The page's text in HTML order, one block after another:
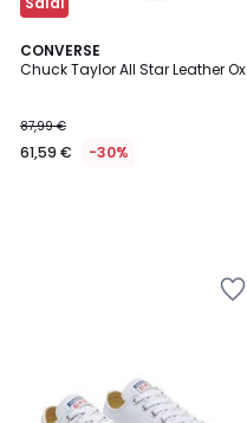
CONVERSE
Chuck Taylor All Star Leather Ox
87,99 €
61,59 € -30%